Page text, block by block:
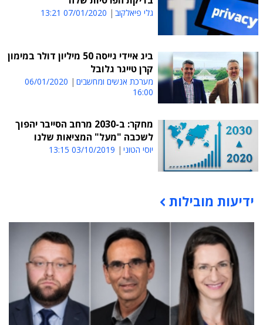
גלי פיאלקוב 07/01/2020 13:21
ביג איידי גייסה 50 מיליון דולר במימון
קרן טייגר גלובל
מערכת אנשים ומחשבים
06/01/2020
16:00
מחקר: ב-2030 מרחב הסייבר יהפוך
לשכבה "מעל" המציאות שלנו
יוסי הטוני 03/10/2019 13:15
תוכן פרסומי
ידיעות מובילות